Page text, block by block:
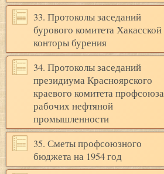
33. Протоколы заседаний
бурового комитета Хакасской
конторы бурения
34. Протоколы заседаний
президиума Красноярского
краевого комитета профсоюза
рабочих нефтяной
промышленности
35. Сметы профсоюзного
бюджета на 1954 год